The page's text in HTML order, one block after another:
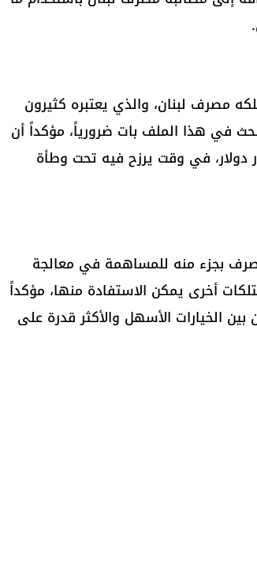
مصرف لبنان، والذي يعتبره كثيرون
في هذا الملف بات ضرورياً، مؤكداً أن
يمتلك احتياطياً من الذهب تُقدّر قيمته بنحو 45 مليار دولار، في وقت يرزح فيه تحت وطأة
بجزء منه للمساهمة في معالجة
أخرى يمكن الاستفادة منها، مؤكداً
الخيارات الأسهل والأكثر قدرة على